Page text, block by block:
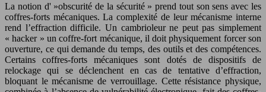
La notion d' »obscurité de la sécurité » prend tout son sens avec les
coffres-forts mécaniques. La complexité de leur mécanisme interne
rend l’effraction difficile. Un cambrioleur ne peut pas simplement
« hacker » un coffre-fort mécanique, il doit physiquement forcer son
ouverture, ce qui demande du temps, des outils et des compétences.
Certains coffres-forts mécaniques sont dotés de dispositifs de
relockage qui se déclenchent en cas de tentative d’effraction,
bloquant le mécanisme de verrouillage. Cette résistance physique,